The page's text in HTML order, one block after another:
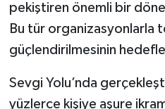
pekiştiren önemli bir
Bu tür organizasyonlarla
güçlendirilmesinin
Sevgi Yolu’nda
yüzlerce kişiye aşure